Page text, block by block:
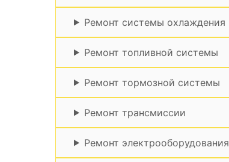
Ремонт системы охлаждения
Ремонт топливной системы
Ремонт тормозной системы
Ремонт трансмиссии
Ремонт электрооборудования